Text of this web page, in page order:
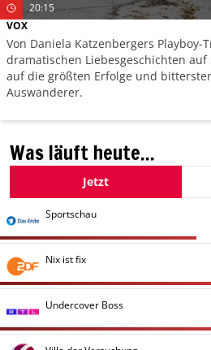
20:15
VOX
Von Daniela Katzenbergers Playboy-
dramatischen Liebesgeschichten auf
auf die größten Erfolge und
Auswanderer.
Was läuft heute...
Jetzt
Sportschau
Nix ist fix
Undercover Boss